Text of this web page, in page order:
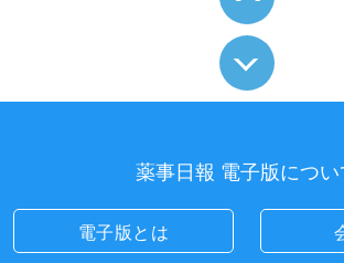
薬事日報 電子版につい
電子版とは